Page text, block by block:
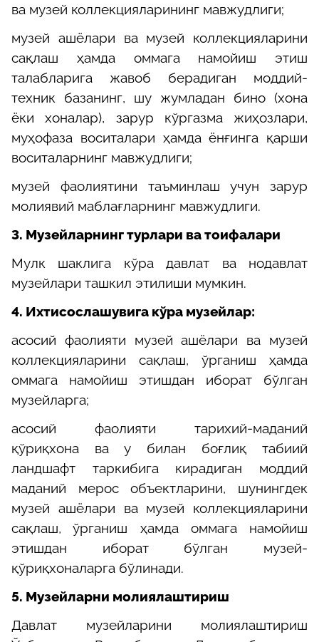
ва музей коллекцияларининг мавжудлиги;
музей ашёлари ва музей коллекцияларини
сақлаш ҳамда оммага намойиш этиш
талабларига жавоб берадиган моддий-
техник базанинг, шу жумладан бино (хона
ёки хоналар), зарур кўргазма жиҳозлари,
муҳофаза воситалари ҳамда ёнғинга қарши
воситаларнинг мавжудлиги;
музей фаолиятини таъминлаш учун зарур
молиявий маблағларнинг мавжудлиги.
3. Музейларнинг турлари ва тоифалари
Мулк шаклига кўра давлат ва нодавлат
музейлари ташкил этилиши мумкин.
4. Ихтисослашувига кўра музейлар:
асосий фаолияти музей ашёлари ва музей
коллекцияларини сақлаш, ўрганиш ҳамда
оммага намойиш этишдан иборат бўлган
музейларга;
асосий фаолияти тарихий-маданий
қўриқхона ва у билан боғлиқ табиий
ландшафт таркибига кирадиган моддий
маданий мерос объектларини, шунингдек
музей ашёлари ва музей коллекцияларини
сақлаш, ўрганиш ҳамда оммага намойиш
этишдан иборат бўлган музей-
қўриқхоналарга бўлинади.
5. Музейларни молиялаштириш
Давлат музейларини молиялаштириш